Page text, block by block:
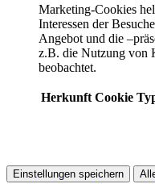
Marketing-Cookies
Interessen der
Angebot und die
z.B. die Nutzung von
beobachtet.
Herkunft Cookie
Einstellungen speichern